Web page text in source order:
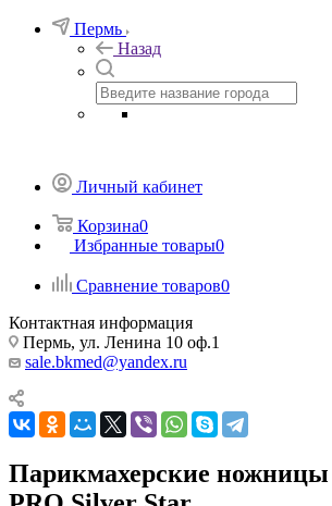
Пермь
Назад
Личный кабинет
Корзина0
Избранные товары0
Сравнение товаров0
Контактная информация
Пермь, ул. Ленина 10 оф.1
sale.bkmed@yandex.ru
Парикмахерские ножницы